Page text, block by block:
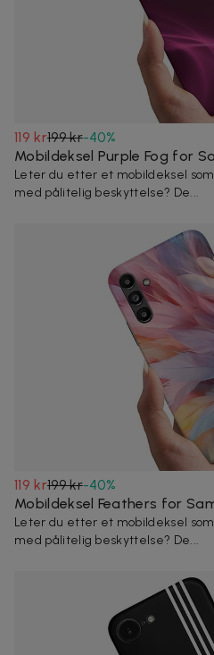
119 kr199 kr-40%
Mobildeksel Purple Fog for
Leter du etter et mobildeksel
med pålitelig beskyttelse? De...
119 kr199 kr-40%
Mobildeksel Feathers for
Leter du etter et mobildeksel
med pålitelig beskyttelse? De...